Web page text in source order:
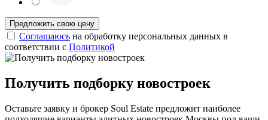
Соглашаюсь на обработку персональных данных в
соответствии с Политикой
Получить подборку новостроек
Оставьте заявку и брокер Soul Estate предложит наиболее